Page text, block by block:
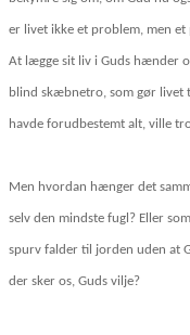
er livet ikke et problem, men
At lægge sit liv i Guds hænder
blind skæbnetro, som gør livet
havde forudbestemt alt, ville
Men hvordan hænger det
selv den mindste fugl? Eller
spurv falder til jorden uden at
der sker os, Guds vilje?